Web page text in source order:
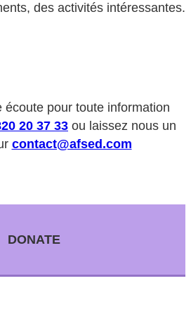
des activités intéressantes.
écoute pour toute information
20 37 33 ou laissez nous un
contact@afsed.com
DONATE